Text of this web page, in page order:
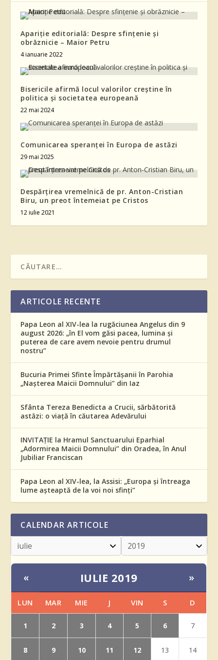
Apariție editorială: Despre sfințenie și
obrăznicie – Maior Petru
4 ianuarie 2022
Bisericile afirmă locul valorilor creștine în
politica și societatea europeană
22 mai 2024
Comunicarea speranței în Europa de astăzi
29 mai 2025
Despărțirea vremelnică de pr. Anton-Cristian
Biru, un preot întemeiat pe Cristos
12 iulie 2021
ARTICOLE RECENTE
Papa Leon al XIV-lea la rugăciunea Angelus din 9
august 2026: „în El vom găsi pacea, lumina și
puterea de care avem nevoie pentru drumul
nostru”
Bucuria Primei Sfinte Împărtășanii în Parohia
„Nașterea Maicii Domnului” din Iaz
Sfânta Tereza Benedicta a Crucii, sărbătorită
astăzi: o viață în căutarea Adevărului
INVITAȚIE la Hramul Sanctuarului Eparhial
„Adormirea Maicii Domnului” din Oradea, în Anul
Jubiliar Franciscan
Papa Leon al XIV-lea, la Assisi: „Europa și întreaga
lume așteaptă de la voi noi sfinți”
CALENDAR ARTICOLE
« IULIE 2019 »
LUN MAR MIE J VIN S D
1 2 3 4 5 6 7
8 9 10 11 12 13 14